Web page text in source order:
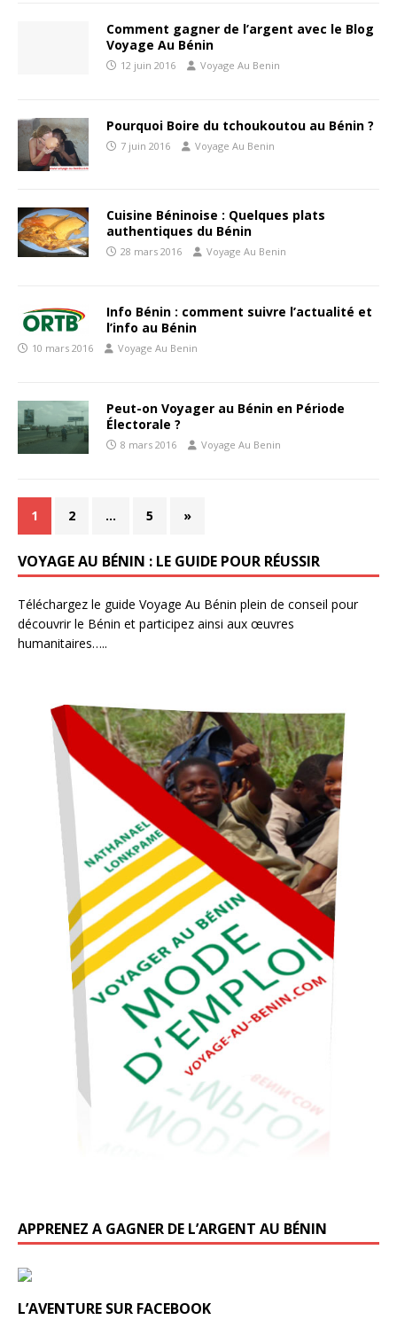
Comment gagner de l’argent avec le Blog
Voyage Au Bénin
12 juin 2016 Voyage Au Benin
Pourquoi Boire du tchoukoutou au Bénin ?
7 juin 2016 Voyage Au Benin
Cuisine Béninoise : Quelques plats
authentiques du Bénin
28 mars 2016 Voyage Au Benin
Info Bénin : comment suivre l’actualité et
l’info au Bénin
10 mars 2016 Voyage Au Benin
Peut-on Voyager au Bénin en Période
Électorale ?
8 mars 2016 Voyage Au Benin
1 2 … 5 »
VOYAGE AU BÉNIN : LE GUIDE POUR RÉUSSIR
Téléchargez le guide Voyage Au Bénin plein de conseil pour
découvrir le Bénin et participez ainsi aux œuvres
humanitaires…..
APPRENEZ A GAGNER DE L’ARGENT AU BÉNIN
L’AVENTURE SUR FACEBOOK